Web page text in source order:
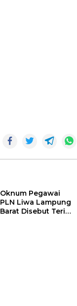
Oknum Pegawai
PLN Liwa Lampung
Barat Disebut Terima